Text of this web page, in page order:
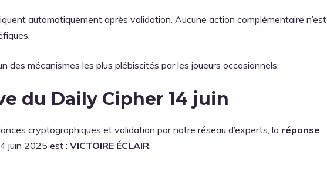
automatiquement après validation. Aucune action complémentaire n’est
des mécanismes les plus plébiscités par les joueurs occasionnels.
du Daily Cipher 14 juin
cryptographiques et validation par notre réseau d’experts, la réponse
juin 2025 est : VICTOIRE ÉCLAIR.